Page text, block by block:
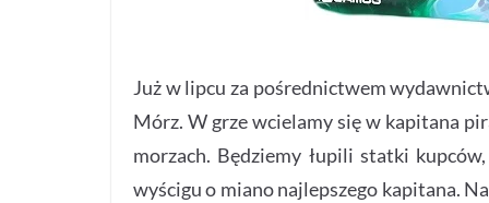
Już w lipcu za pośrednictwem
Mórz. W grze wcielamy się w kapitana
morzach. Będziemy łupili statki
wyścigu o miano najlepszego kapitana.